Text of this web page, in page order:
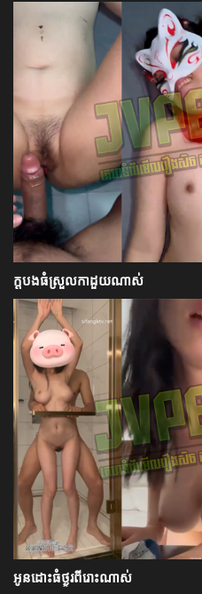
ក្ដបងធំស្រួលកាដួយណាស់
អូនដោះធំថ្ងូរពីរោះណាស់